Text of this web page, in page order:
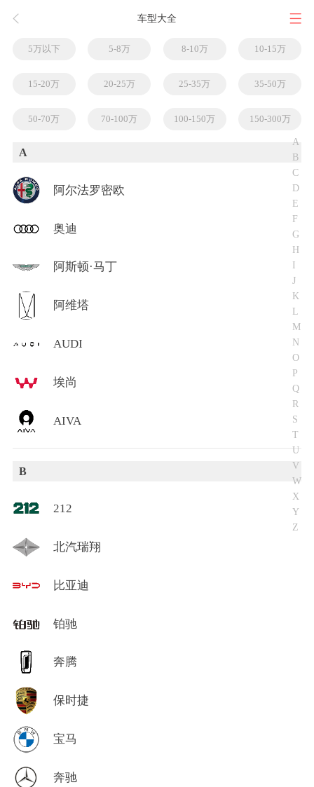
车型大全
5万以下 5-8万 8-10万 10-15万
15-20万 20-25万 25-35万 35-50万
50-70万 70-100万 100-150万 150-300万
A
阿尔法罗密欧
奥迪
阿斯顿·马丁
阿维塔
AUDI
埃尚
AIVA
B
212
北汽瑞翔
比亚迪
铂驰
奔腾
保时捷
宝马
奔驰
A
B
C
D
E
F
G
H
I
J
K
L
M
N
O
P
Q
R
S
T
U
V
W
X
Y
Z